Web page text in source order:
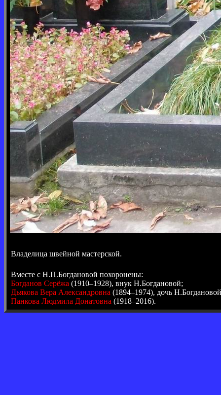
Владелица швейной мастерской.
Вместе с Н.П.Богдановой похоронены:
Богданов Серёжа (1910–1928), внук Н.Богдановой;
Дьякова Вера Александровна (1894–1974), дочь
Панкова Людмила Донатовна (1918–2016).